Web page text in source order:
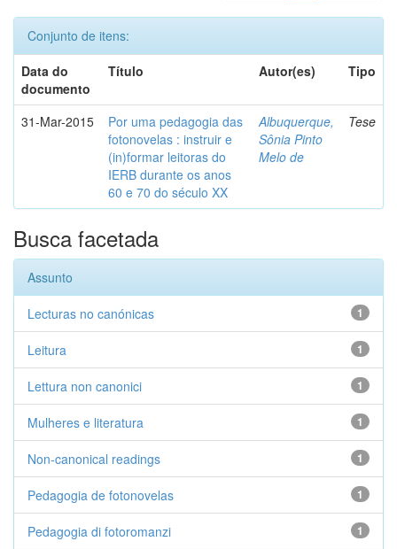
Conjunto de itens:
Data do
documento
Título Autor(es) Tipo
31-Mar-2015
Por uma pedagogia das
fotonovelas : instruir e
(in)formar leitoras do
IERB durante os anos
60 e 70 do século XX
Albuquerque,
Sônia Pinto
Melo de
Tese
Busca facetada
Assunto
1
Lecturas no canónicas
1
Leitura
1
Lettura non canonici
1
Mulheres e literatura
1
Non-canonical readings
1
Pedagogia de fotonovelas
1
Pedagogia di fotoromanzi